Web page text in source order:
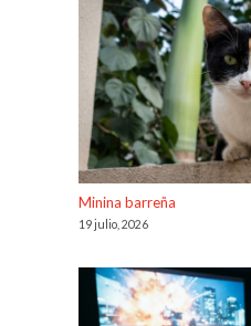
Minina barreña
19 julio, 2026